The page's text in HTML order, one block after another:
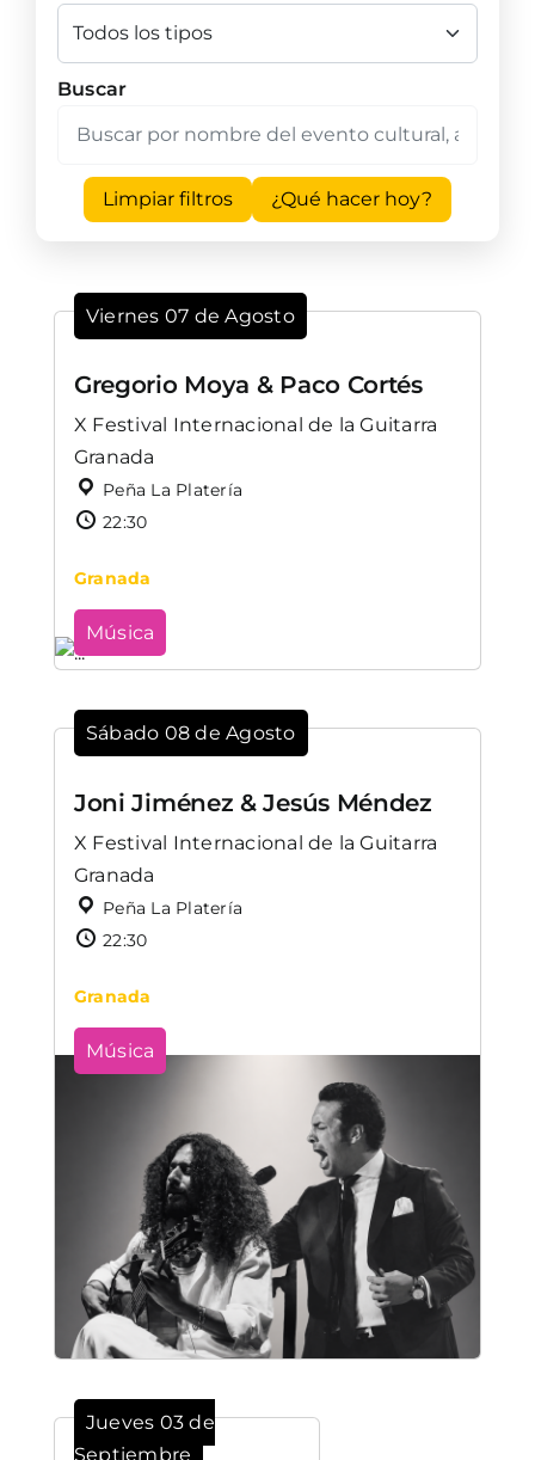
Buscar
Limpiar filtros ¿Qué hacer hoy?
Viernes 07 de Agosto
Gregorio Moya & Paco Cortés
X Festival Internacional de la Guitarra
Granada
Peña La Platería
22:30
Granada
Música
Sábado 08 de Agosto
Joni Jiménez & Jesús Méndez
X Festival Internacional de la Guitarra
Granada
Peña La Platería
22:30
Granada
Música
Jueves 03 de
Septiembre